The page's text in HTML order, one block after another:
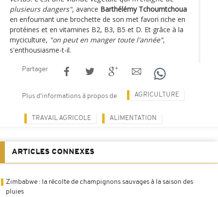
plusieurs dangers", avance Barthélémy Tchoumtchoua
en enfournant une brochette de son met favori riche en
protéines et en vitamines B2, B3, B5 et D. Et grâce à la
myciculture, "on peut en manger toute l'année",
s'enthousiasme-t-il.
Partager
Plus d'informations à propos de AGRICULTURE
TRAVAIL AGRICOLE ALIMENTATION
ARTICLES CONNEXES
Zimbabwe : la récolte de champignons sauvages à la saison des
pluies